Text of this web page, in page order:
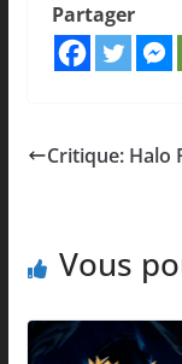
Partager
Critique: Halo
Vous